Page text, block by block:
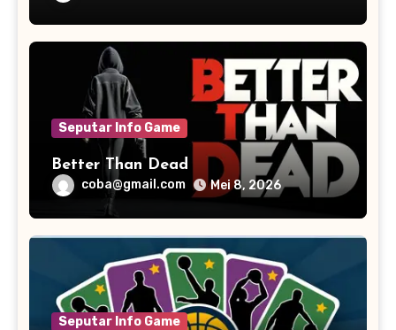
Seputar Info Game
Better Than Dead
coba@gmail.com Mei 8, 2026
Seputar Info Game